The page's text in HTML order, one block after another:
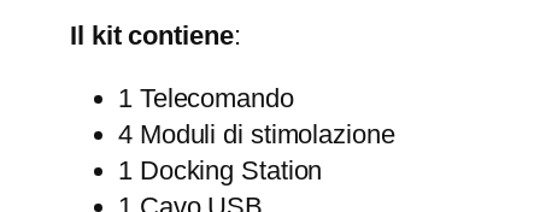
Il kit contiene:
1 Telecomando
4 Moduli di stimolazione
1 Docking Station